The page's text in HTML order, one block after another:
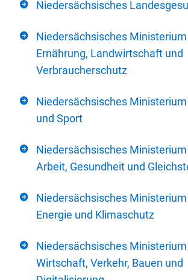
Niedersächsisches
Niedersächsisches
Ernährung, Landwirtschaft und
Verbraucherschutz
Niedersächsisches
und Sport
Niedersächsisches
Arbeit, Gesundheit und
Niedersächsisches
Energie und Klimaschutz
Niedersächsisches
Wirtschaft, Verkehr, Bauen und